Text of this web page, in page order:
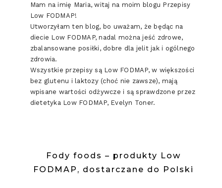
Mam na imię Maria, witaj na moim blogu Przepisy
Low FODMAP!
Utworzyłam ten blog, bo uważam, że będąc na
diecie Low FODMAP, nadal można jeść zdrowe,
zbalansowane posiłki, dobre dla jelit jak i ogólnego
zdrowia.
Wszystkie przepisy są Low FODMAP, w większości
bez glutenu i laktozy (choć nie zawsze), mają
wpisane wartości odżywcze i są sprawdzone przez
dietetyka Low FODMAP, Evelyn Toner.
Fody foods – produkty Low
FODMAP, dostarczane do Polski